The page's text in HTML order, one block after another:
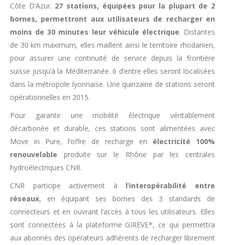
Côte D’Azur. 27 stations, équipées pour la plupart de 2
bornes, permettront aux utilisateurs de recharger en
moins de 30 minutes leur véhicule électrique. Distantes
de 30 km maximum, elles maillent ainsi le territoire rhodanien,
pour assurer une continuité de service depuis la frontière
suisse jusqu’à la Méditerranée. 6 d’entre elles seront localisées
dans la métropole lyonnaise. Une quinzaine de stations seront
opérationnelles en 2015.
Pour garantir une mobilité électrique véritablement
décarbonée et durable, ces stations sont alimentées avec
Move in Pure, l’offre de recharge en électricité 100%
renouvelable produite sur le Rhône par les centrales
hydroélectriques CNR.
CNR participe activement à l’interopérabilité entre
réseaux, en équipant ses bornes des 3 standards de
connecteurs et en ouvrant l’accès à tous les utilisateurs. Elles
sont connectées à la plateforme GIREVE*, ce qui permettra
aux abonnés des opérateurs adhérents de recharger librement